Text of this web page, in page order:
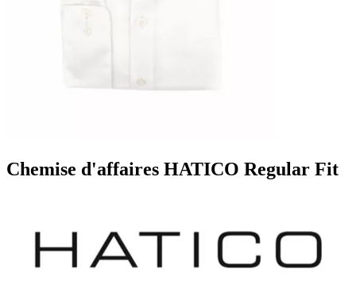
Chemise d'affaires HATICO Regular Fit